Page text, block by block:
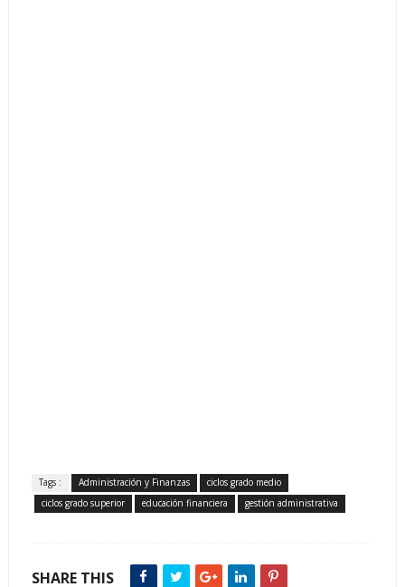
Tags : Administración y Finanzas
ciclos grado medio
ciclos grado superior
educación financiera gestión administrativa
SHARE THIS